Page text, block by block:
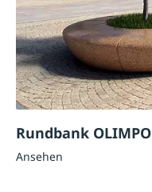
Rundbank OLIMPO
Ansehen